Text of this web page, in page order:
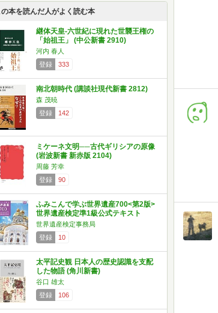
の本を読んだ人がよく読む本
継体天皇-六世紀に現れた世襲王権の
「始祖王」 (中公新書 2910)
河内 春人
登録
333
南北朝時代 (講談社現代新書 2812)
森 茂暁
登録
142
ミケーネ文明──古代ギリシアの原像
(岩波新書 新赤版 2104)
周藤 芳幸
登録
90
ふみこんで学ぶ世界遺産700<第2版>
世界遺産検定準1級公式テキスト
世界遺産検定事務局
登録
10
太平記史観 日本人の歴史認識を支配
した物語 (角川新書)
谷口 雄太
登録
106